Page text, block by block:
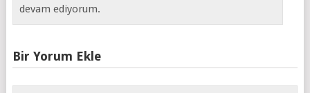
devam ediyorum.
Bir Yorum Ekle